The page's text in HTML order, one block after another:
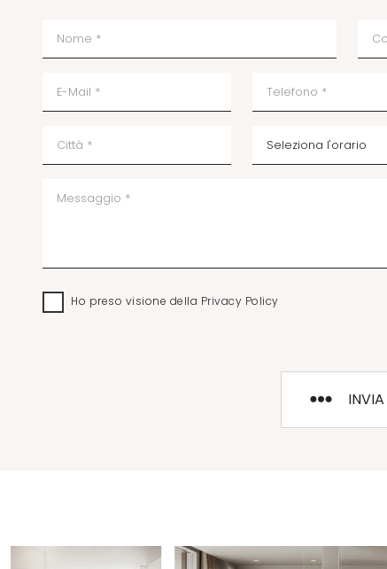
Ho preso visione della Privacy Policy
INVIA